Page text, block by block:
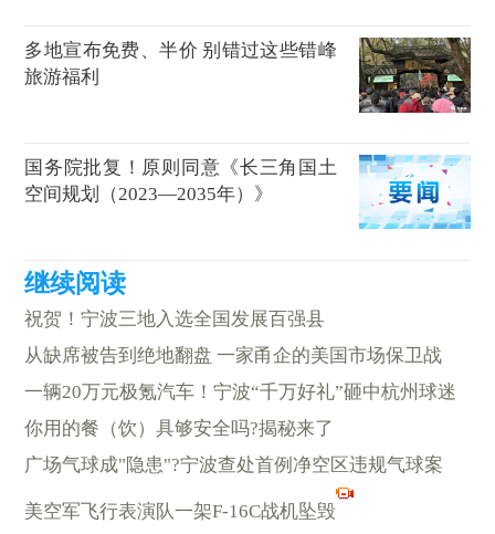
多地宣布免费、半价 别错过这些错峰
旅游福利
国务院批复！原则同意《长三角国土
空间规划（2023—2035年）》
祝贺！宁波三地入选全国发展百强县
从缺席被告到绝地翻盘 一家甬企的美国市场保卫战
一辆20万元极氪汽车！宁波“千万好礼”砸中杭州球迷
你用的餐（饮）具够安全吗?揭秘来了
广场气球成"隐患"?宁波查处首例净空区违规气球案
美空军飞行表演队一架F-16C战机坠毁